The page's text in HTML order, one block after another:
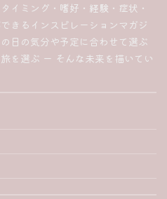
ミング・嗜好・経験・症状・
きるインスピレーションマガジ
日の気分や予定に合わせて選ぶ
を選ぶ ー そんな未来を描いてい